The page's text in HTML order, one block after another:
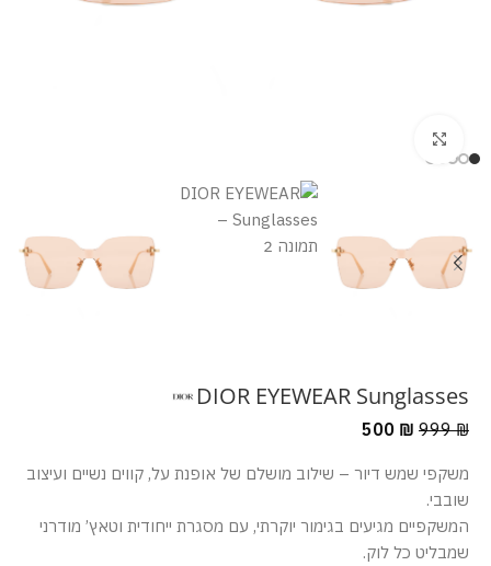
DIOR EYEWEAR Sunglasses
999₪
500 ₪
משקפי שמש דיור – שילוב מושלם של אופנת על, קווים נשיים ועיצוב
שובבי.
המשקפיים מגיעים בגימור יוקרתי, עם מסגרת ייחודית וטאץ’ מודרני
שמבליט כל לוק.